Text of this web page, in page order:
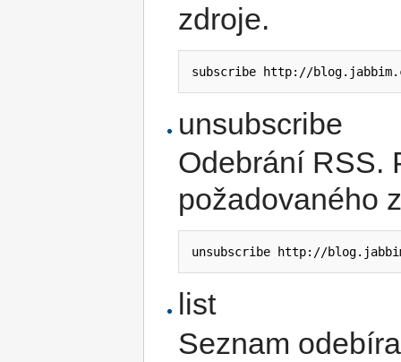
zdroje.
subscribe http://
unsubscribe
Odebrání RSS.
požadovaného
unsubscribe http://
list
Seznam